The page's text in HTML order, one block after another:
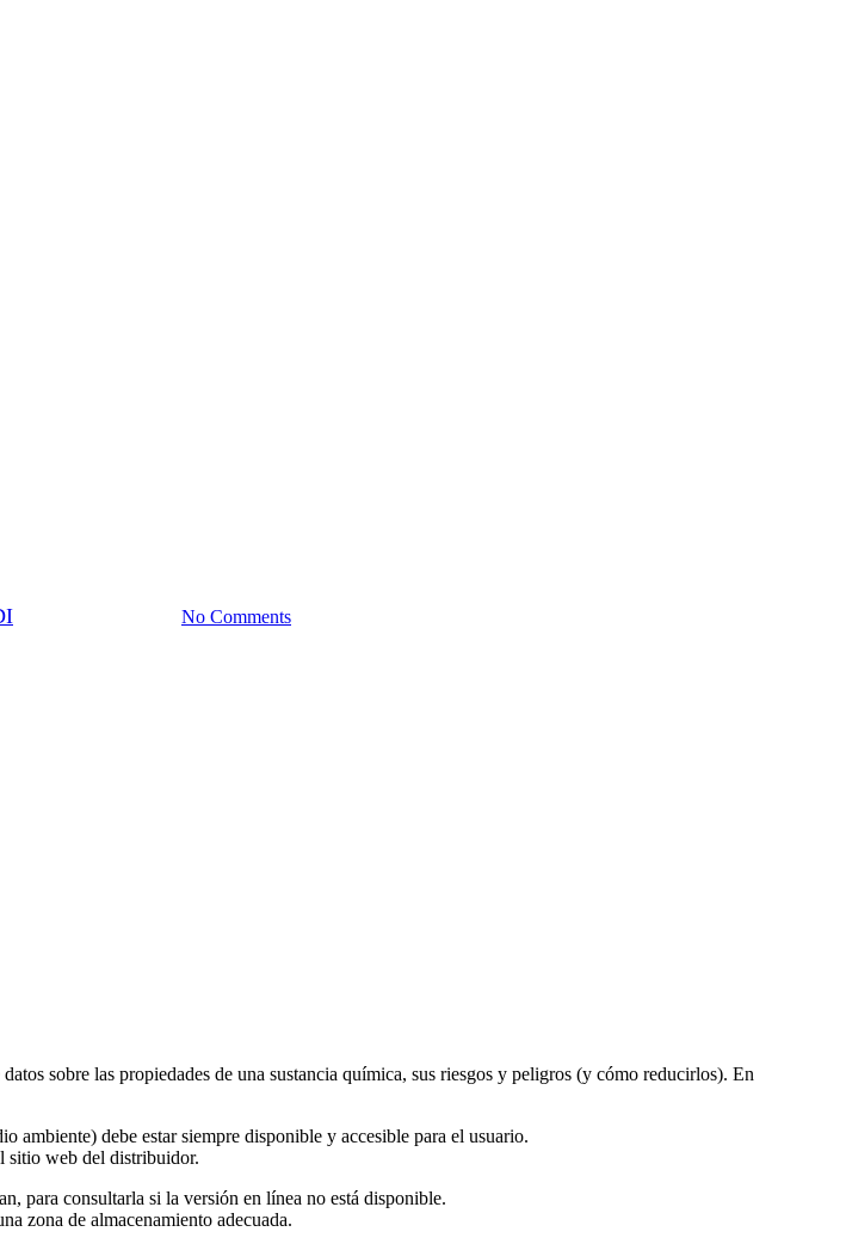
No Comments
sobre las propiedades de una sustancia química, sus riesgos y peligros (y cómo reducirlos). En
ambiente) debe estar siempre disponible y accesible para el usuario.
sitio web del distribuidor.
para consultarla si la versión en línea no está disponible.
zona de almacenamiento adecuada.